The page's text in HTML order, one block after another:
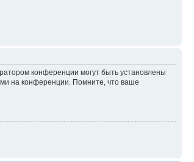
конференции могут быть установлены
на конференции. Помните, что ваше